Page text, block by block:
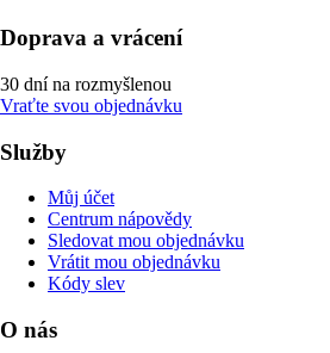
Doprava a vrácení
30 dní na rozmyšlenou
Vraťte svou objednávku
Služby
Můj účet
Centrum nápovědy
Sledovat mou objednávku
Vrátit mou objednávku
Kódy slev
O nás